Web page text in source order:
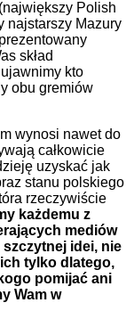
(największy Polish
najstarszy Mazury
skład
kto
obu gremiów
wynosi nawet do
całkowicie
uzyskać jak
stanu polskiego
rzeczywiście
każdemu z
mediów
szczytnej idei, nie
tylko dlatego,
pomijać ani
Wam w